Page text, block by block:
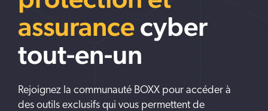
assurance cyber
tout-en-un
Rejoignez la communauté BOXX pour accéder à
des outils exclusifs qui vous permettent de